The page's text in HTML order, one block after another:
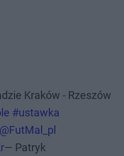
Kraków - Rzeszów
#ustawka
@FutMal_pl
— Patryk